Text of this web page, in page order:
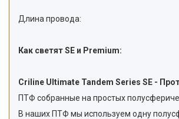
Длина провода:
Как светят SE и Premium:
Criline Ultimate Tandem Series SE -
ПТФ собранные на простых
В наших ПТФ мы используем одну